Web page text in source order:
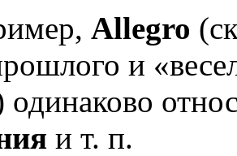
Allegro
и
и т. п.